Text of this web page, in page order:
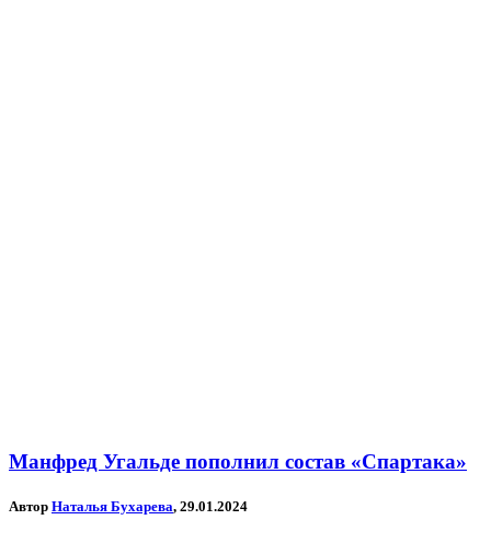
Манфред Угальде пополнил состав «Спартака»
Автор Наталья Бухарева, 29.01.2024